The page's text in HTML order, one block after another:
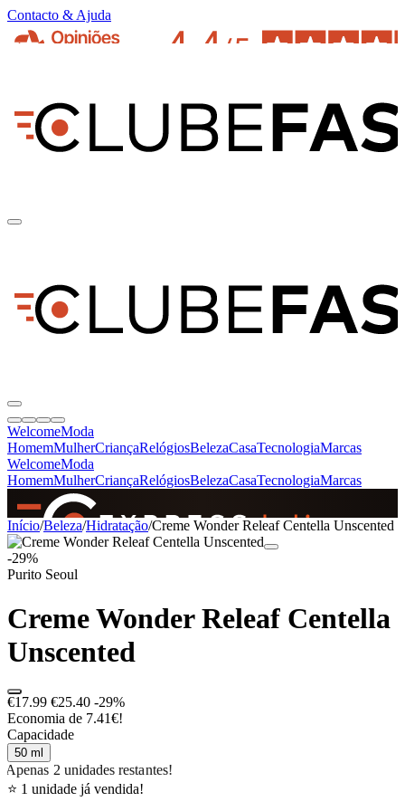
Contacto & Ajuda
WelcomeModa
HomemMulherCriançaRelógiosBelezaCasaTecnologiaMarcas
WelcomeModa
HomemMulherCriançaRelógiosBelezaCasaTecnologiaMarcas
SINCE 2005
Início/Beleza/Hidratação/Creme Wonder Releaf Centella Unscented
-29%
Purito Seoul
Creme Wonder Releaf Centella
Unscented
€17.99 €25.40 -29%
Economia de 7.41€!
Capacidade
50 ml
Apenas 2 unidades restantes!
⭐ 1 unidade já vendida!